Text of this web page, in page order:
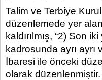
Talim ve Terbiye
düzenlemede yer alan
kaldırılmış, “2) Son
kadrosunda ayrı ayrı
İbaresi ile önceki
olarak